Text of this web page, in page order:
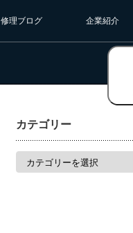
修理ブログ 企業紹介
カテゴリー
カ